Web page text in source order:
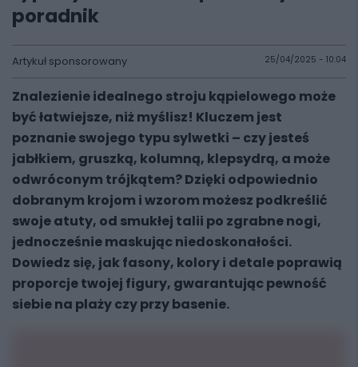
poradnik
Artykuł sponsorowany 25/04/2025 - 10:04
Znalezienie idealnego stroju kąpielowego może
być łatwiejsze, niż myślisz! Kluczem jest
poznanie swojego typu sylwetki – czy jesteś
jabłkiem, gruszką, kolumną, klepsydrą, a może
odwróconym trójkątem? Dzięki odpowiednio
dobranym krojom i wzorom możesz podkreślić
swoje atuty, od smukłej talii po zgrabne nogi,
jednocześnie maskując niedoskonałości.
Dowiedz się, jak fasony, kolory i detale poprawią
proporcje twojej figury, gwarantując pewność
siebie na plaży czy przy basenie.